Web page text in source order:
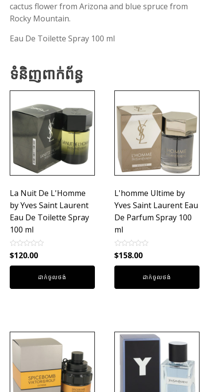
cactus flower from Arizona and blue spruce from
Rocky Mountain.
Eau De Toilette Spray 100 ml
ទំនិញពាក់ព័ន្ធ
La Nuit De L'Homme
by Yves Saint Laurent
Eau De Toilette Spray
100 ml
Rated
0
out
$120.00
ដាក់ចូលថង់
L'homme Ultime by
Yves Saint Laurent Eau
De Parfum Spray 100
ml
Rated
0
out
$158.00
ដាក់ចូលថង់